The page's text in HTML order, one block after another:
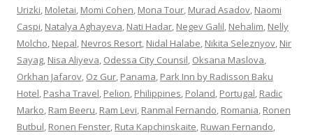
Urizki, Moletai, Momi Cohen, Mona Tour, Murad Asadov, Naomi
Caspi, Natalya Aghayeva, Nati Hadar, Negev Galil, Nehalim, Nelly
Molcho, Nepal, Nevros Resort, Nidal Halabe, Nikita Seleznyov, Nir
Sayag, Nisa Aliyeva, Odessa City Counsil, Oksana Maslova,
Orkhan Jafarov, Oz Gur, Panama, Park Inn by Radisson Baku
Hotel, Pasha Travel, Pelion, Philippines, Poland, Portugal, Radic
Marko, Ram Beeru, Ram Levi, Ranmal Fernando, Romania, Ronen
Butbul, Ronen Fenster, Ruta Kapchinskaite, Ruwan Fernando,